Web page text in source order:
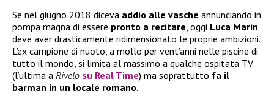
Se nel giugno 2018 diceva addio alle vasche annunciando in
pompa magna di essere pronto a recitare, oggi Luca Marin
deve aver drasticamente ridimensionato le proprie ambizioni.
L’ex campione di nuoto, a mollo per vent’anni nelle piscine di
tutto il mondo, si limita al massimo a qualche ospitata TV
(l’ultima a Rivelo su Real Time) ma soprattutto fa il
barman in un locale romano.